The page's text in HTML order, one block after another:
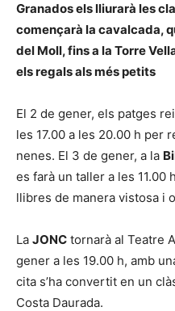
Granados els lliurarà les
començarà la cavalcada,
del Moll, fins a la Torre
els regals als més petits
El 2 de gener, els patges
les 17.00 a les 20.00 h per
nenes. El 3 de gener, a la
es farà un taller a les 11.00
llibres de manera vistosa i
La JONC tornarà al Teatre
gener a les 19.00 h, amb
cita s’ha convertit en un
Costa Daurada.